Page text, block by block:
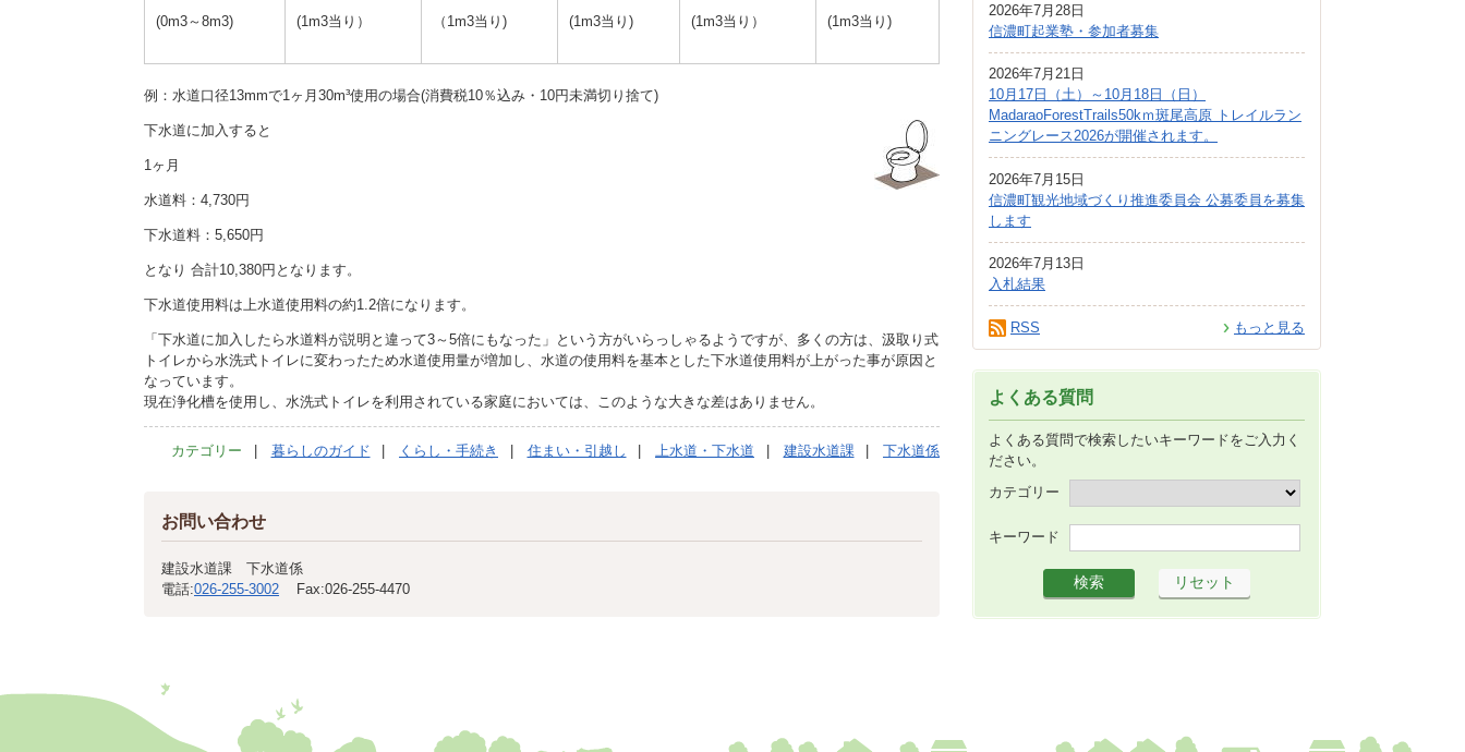
(0m3～8m3) (1m3当り） （1m3当り) (1m3当り) (1m3当り） (1m3当り)
例：水道口径13mmで1ヶ月30m³使用の場合(消費税10％込み・10円未満切り捨て)
下水道に加入すると
1ヶ月
水道料：4,730円
下水道料：5,650円
となり 合計10,380円となります。
下水道使用料は上水道使用料の約1.2倍になります。
「下水道に加入したら水道料が説明と違って3～5倍にもなった」という方がいらっしゃるようですが、多くの方は、汲取り式
トイレから水洗式トイレに変わったため水道使用量が増加し、水道の使用料を基本とした下水道使用料が上がった事が原因と
なっています。
現在浄化槽を使用し、水洗式トイレを利用されている家庭においては、このような大きな差はありません。
カテゴリー 暮らしのガイド くらし・手続き 住まい・引越し 上水道・下水道 建設水道課 下水道係
お問い合わせ
建設水道課 下水道係
電話:026-255-3002 Fax:026-255-4470
2026年7月28日
信濃町起業塾・参加者募集
2026年7月21日
10月17日（土）～10月18日（日）
MadaraoForestTrails50kｍ斑尾高原 トレイルラン
ニングレース2026が開催されます。
2026年7月15日
信濃町観光地域づくり推進委員会 公募委員を募集
します
2026年7月13日
入札結果
もっと見る
RSS
よくある質問
よくある質問で検索したいキーワードをご入力く
ださい。
カテゴリー
キーワード